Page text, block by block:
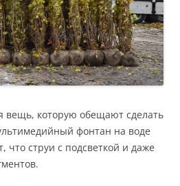
вещь, которую обещают сделать
фонтан на воде
струи с подсветкой и даже